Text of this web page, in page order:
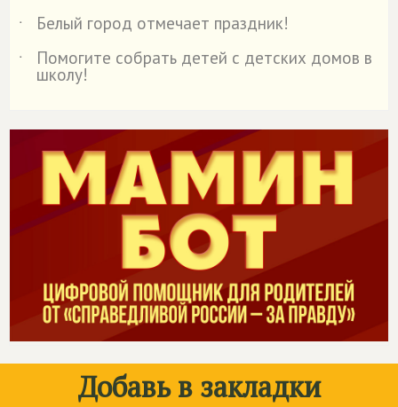
˙
Белый город отмечает праздник!
˙
Помогите собрать детей с детских домов в
школу!
Добавь в закладки